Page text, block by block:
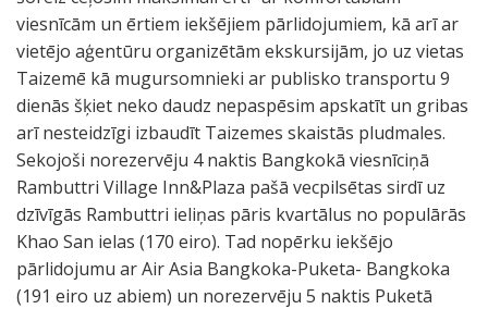
viesnīcām un ērtiem iekšējiem pārlidojumiem, kā arī ar
vietējo aģentūru organizētām ekskursijām, jo uz vietas
Taizemē kā mugursomnieki ar publisko transportu 9
dienās šķiet neko daudz nepaspēsim apskatīt un gribas
arī nesteidzīgi izbaudīt Taizemes skaistās pludmales.
Sekojoši norezervēju 4 naktis Bangkokā viesnīciņā
Rambuttri Village Inn&Plaza pašā vecpilsētas sirdī uz
dzīvīgās Rambuttri ieliņas pāris kvartālus no populārās
Khao San ielas (170 eiro). Tad nopērku iekšējo
pārlidojumu ar Air Asia Bangkoka-Puketa- Bangkoka
(191 eiro uz abiem) un norezervēju 5 naktis Puketā